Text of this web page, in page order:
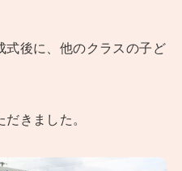
式後に、他のクラスの子ど
きました。